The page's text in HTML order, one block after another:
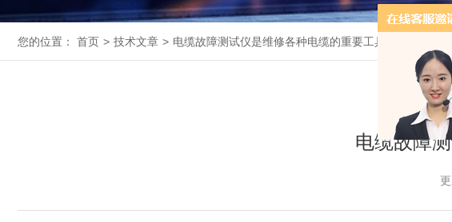
您的位置： 首页 > 技术文章 > 电缆故障测试仪是维修各种电缆的重要工具
电缆故障